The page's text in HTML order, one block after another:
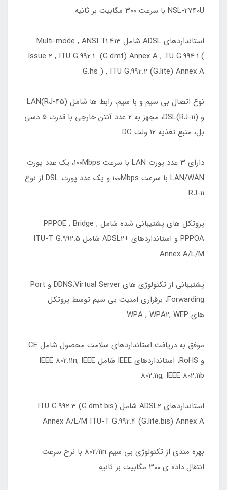
NSL-2740U با سرعت ۳۰۰ مگابیت بر ثانیه
استانداردهای ADSL شامل Multi-mode , ANSI T1.413
Issue 2 , ITU G.992.1 (G.dmt) Annex A , TU G.994.1 (
G.hs ) , ITU G.992.2 (G.lite) Annex A
نوع اتصال بی سیم و با سیم، رابط ها شامل LAN(RJ-45)
و DSL(RJ-11)، مجهز به ۲ عدد آنتن خارجی با قدرت ۵ دسی
بل، منبع تغذیه ۱۲ ولت DC
دارای ۳ عدد پورت LAN با سرعت ۱۰۰Mbps، یک عدد پورت
LAN/WAN با سرعت ۱۰۰Mbps و یک عدد پورت DSL از نوع
RJ-11
پروتکل های پشتیبانی شده شامل PPPOE , Bridge ,
PPPOA و استانداردهای +ADSL2 شامل ITU-T G.992.5
Annex A/L/M
پشتیبانی از تکنولوژی های DDNS،Virtual Server و Port
Forwarding، برقراری امنیت بی سیم توسط پروتکل
های WPA , WPA2, WEP
موفق به دریافت استانداردهای سلامت محصول شامل CE
و RoHS، استانداردهای IEEE شامل IEEE 802.11n, IEEE
802.11g, IEEE 802.11b
استانداردهای ADSL2 شامل ITU G.992.3 (G.dmt.bis)
Annex A/L/M ITU-T G.992.4 (G.lite.bis) Annex A
بهره مندی از تکنولوژی بی سیم ۸۰۲٫۱۱n با نرخ سرعت
انتقال داده ی ۳۰۰ مگابیت بر ثانیه